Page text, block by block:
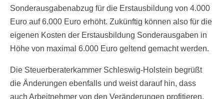
Sonderausgabenabzug für die Erstausbildung von 4.000
Euro auf 6.000 Euro erhöht. Zukünftig können also für die
eigenen Kosten der Erstausbildung Sonderausgaben in
Höhe von maximal 6.000 Euro geltend gemacht werden.
Die Steuerberaterkammer Schleswig-Holstein begrüßt
die Änderungen ebenfalls und weist darauf hin, dass
auch Arbeitnehmer von den Veränderungen profitieren.